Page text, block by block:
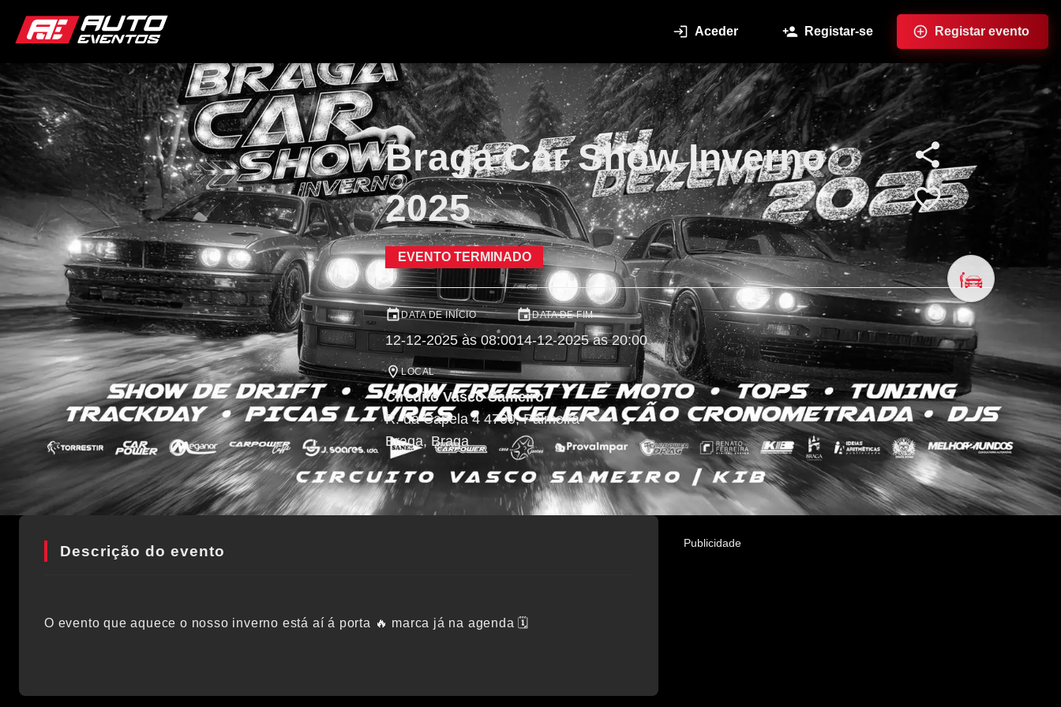
Aceder Registar-se Registar evento
Braga Car Show Inverno
2025
EVENTO TERMINADO
DATA DE INÍCIO
12-12-2025 às 08:00
DATA DE FIM
14-12-2025 às 20:00
LOCAL
Circuito Vasco Sameiro
R. da Capela 4 4700, Palmeira
Braga, Braga
Descrição do evento
O evento que aquece o nosso inverno está aí á porta 🔥 marca já na agenda 🗓️
Publicidade